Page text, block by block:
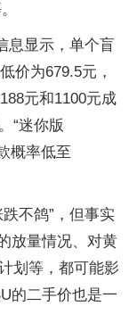
息显示，单个盲
价为679.5元，
元和1100元成
“迷你版
概率低至
不鸽”，但事实
放量情况、对黄
划等，都可能影
的二手价也是一